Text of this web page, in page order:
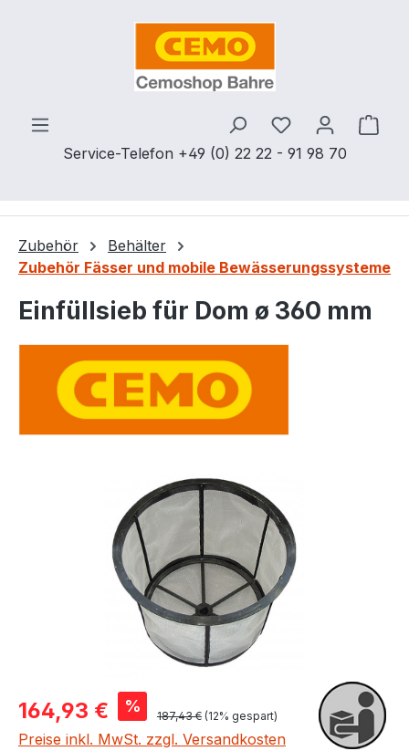
Zum Hauptinhalt springen
Service-Telefon +49 (0) 22 22 - 91 98 70
Du hast 0
Zubehör
Behälter
Zubehör Fässer und mobile Bewässerungssysteme
Einfüllsieb für Dom ø 360 mm
Bildergalerie überspringen
Verkaufspreis:
164,93 € % Regulärer Preis:
187,43 € (12% gespart)
Preise inkl. MwSt. zzgl. Versandkosten